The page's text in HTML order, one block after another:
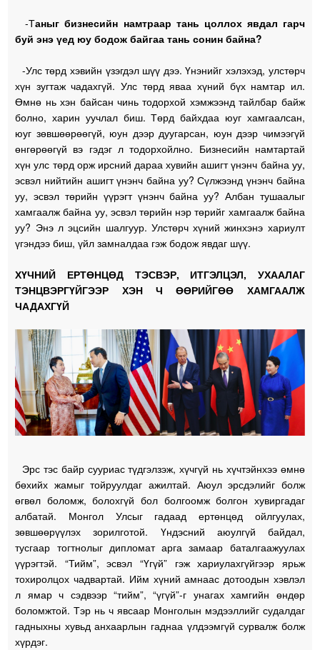
-Таныг бизнесийн намтраар тань цоллох явдал гарч
буй энэ үед юу бодож байгаа тань сонин байна?
-Улс төрд хэвийн үзэгдэл шүү дээ. Үнэнийг хэлэхэд, улстөрч
хүн зугтаж чадахгүй. Улс төрд яваа хүний бүх намтар ил.
Өмнө нь хэн байсан чинь тодорхой хэмжээнд тайлбар байж
болно, харин уучлал биш. Төрд байхдаа юуг хамгаалсан,
юуг зөвшөөрөөгүй, юун дээр дуугарсан, юун дээр чимээгүй
өнгөрөөгүй вэ гэдэг л тодорхойлно. Бизнесийн намтартай
хүн улс төрд орж ирсний дараа хувийн ашигт үнэнч байна уу,
эсвэл нийтийн ашигт үнэнч байна уу? Сүлжээнд үнэнч байна
уу, эсвэл төрийн үүрэгт үнэнч байна уу? Албан тушаалыг
хамгаалж байна уу, эсвэл төрийн нэр төрийг хамгаалж байна
уу? Энэ л эцсийн шалгуур. Улстөрч хүний жинхэнэ хариулт
үгэндээ биш, үйл замналдаа гэж бодож явдаг шүү.
ХҮЧНИЙ ЕРТӨНЦӨД ТЭСВЭР, ИТГЭЛЦЭЛ, УХААЛАГ
ТЭНЦВЭРГҮЙГЭЭР ХЭН Ч ӨӨРИЙГӨӨ ХАМГААЛЖ
ЧАДАХГҮЙ
Эрс тэс байр сууриас түдгэлзэж, хүчгүй нь хүчтэйнхээ өмнө
бөхийх жамыг тойруулдаг ажилтай. Аюул эрсдэлийг болж
өгвөл боломж, болохгүй бол болгоомж болгон хувиргадаг
албатай. Монгол Улсыг гадаад ертөнцөд ойлгуулах,
зөвшөөрүүлэх зорилготой. Үндэсний аюулгүй байдал,
тусгаар тогтнолыг дипломат арга замаар баталгаажуулах
үүрэгтэй. “Тийм”, эсвэл “Үгүй” гэж хариулахгүйгээр ярьж
тохиролцох чадвартай. Ийм хүний амнаас дотоодын хэвлэл
л ямар ч сэдвээр “тийм”, “үгүй”-г унагах хамгийн өндөр
боломжтой. Тэр нь ч явсаар Монголын мэдээллийг судалдаг
гадныхны хувьд анхаарлын гаднаа үлдээмгүй сурвалж болж
хүрдэг.